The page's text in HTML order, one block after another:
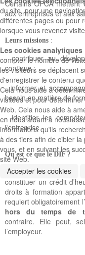
Certains OPCA
aux entreprises et aux
Leurs missions :
- contribuer au
continue ;
- informer et
besoin en matière de
- identifier les
l'entreprise
Qu'est ce que le DIF ?
Ledroit individuel à
constituer un crédit
droits à formation
requiert obligatoirement
hors du temps de
contraire. Elle peut,
l’employeur.
du site, pour une
différentes pages ou pour
lorsque vous revenez
Les cookies analytiques
compter le nombre de
les visiteurs se déplacent
d'enregistrer le contenu
Cela nous aide à
visitées et pour
Web. Cela nous aide à
en nous aidant à nous
informations qu'ils
à des tiers afin de cibler
vous, et en suivant les
site Web.
Accepter les cookies